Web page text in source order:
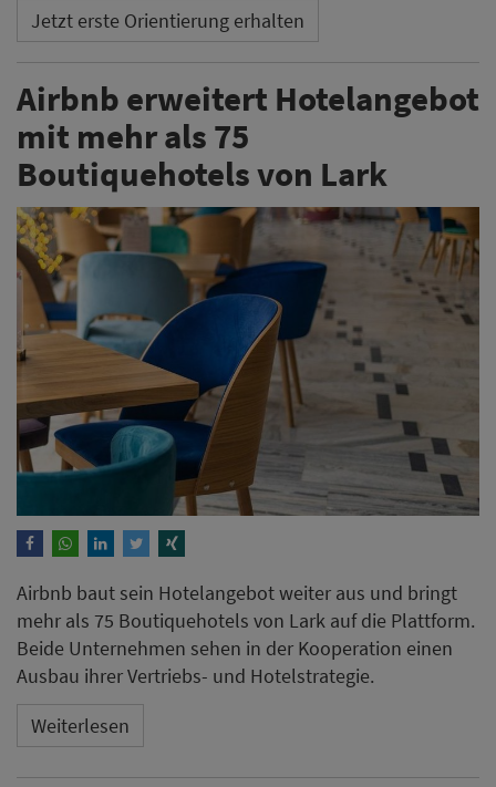
Jetzt erste Orientierung erhalten
Airbnb erweitert Hotelangebot
mit mehr als 75
Boutiquehotels von Lark
Airbnb baut sein Hotelangebot weiter aus und bringt
mehr als 75 Boutiquehotels von Lark auf die Plattform.
Beide Unternehmen sehen in der Kooperation einen
Ausbau ihrer Vertriebs- und Hotelstrategie.
Weiterlesen